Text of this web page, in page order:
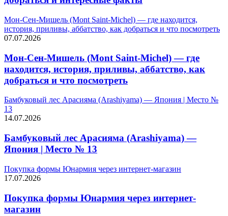
Мон-Сен-Мишель (Mont Saint-Michel) — где находится,
история, приливы, аббатство, как добраться и что посмотреть
07.07.2026
Мон-Сен-Мишель (Mont Saint-Michel) — где
находится, история, приливы, аббатство, как
добраться и что посмотреть
Бамбуковый лес Арасияма (Arashiyama) — Япония | Место №
13
14.07.2026
Бамбуковый лес Арасияма (Arashiyama) —
Япония | Место № 13
Покупка формы Юнармия через интернет-магазин
17.07.2026
Покупка формы Юнармия через интернет-
магазин